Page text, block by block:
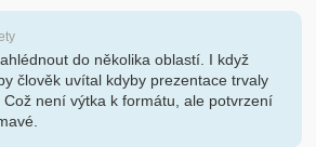
do několika oblastí. I když
člověk uvítal kdyby prezentace trvaly
není výtka k formátu, ale potvrzení